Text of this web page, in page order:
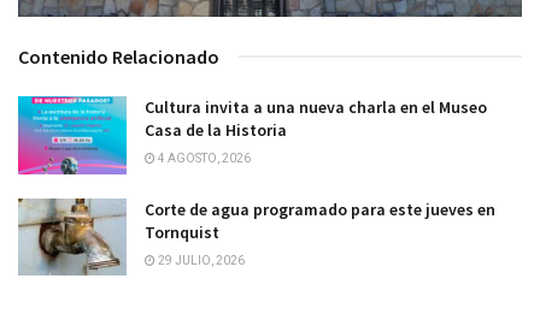
Contenido Relacionado
Cultura invita a una nueva charla en el Museo
Casa de la Historia
4 AGOSTO, 2026
Corte de agua programado para este jueves en
Tornquist
29 JULIO, 2026